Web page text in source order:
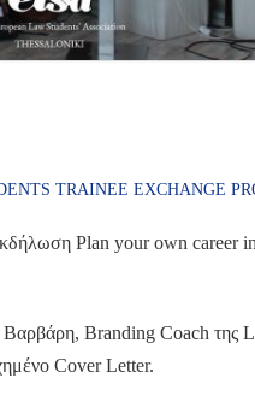
TRAINEE EXCHANGE
Plan your own career
Branding Coach της
Cover Letter.